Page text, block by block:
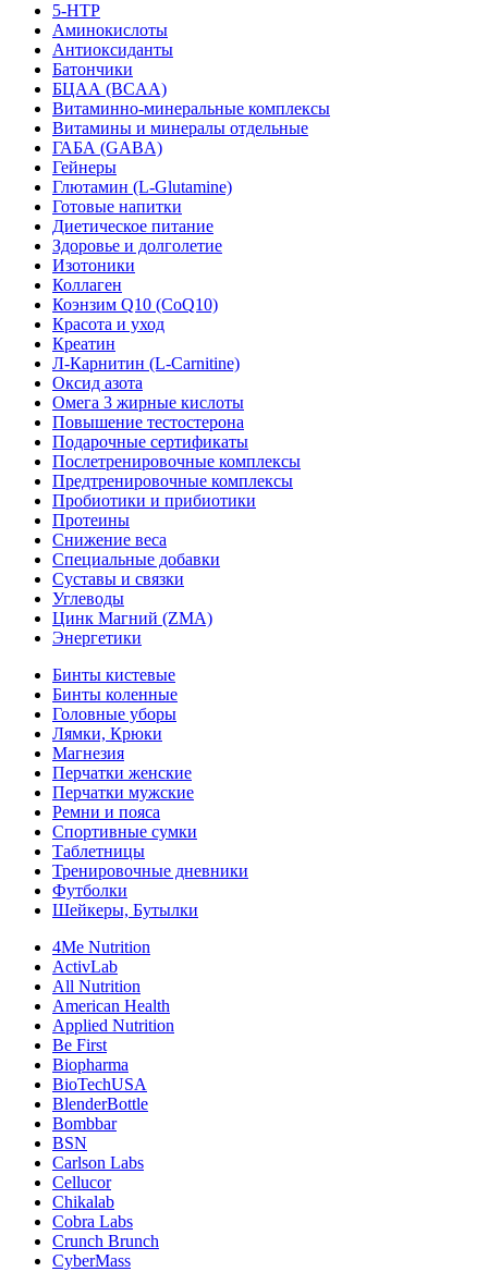
5-HTP
Аминокислоты
Антиоксиданты
Батончики
БЦАА (BCAA)
Витаминно-минеральные комплексы
Витамины и минералы отдельные
ГАБА (GABA)
Гейнеры
Глютамин (L-Glutamine)
Готовые напитки
Диетическое питание
Здоровье и долголетие
Изотоники
Коллаген
Коэнзим Q10 (CoQ10)
Красота и уход
Креатин
Л-Карнитин (L-Сarnitine)
Оксид азота
Омега 3 жирные кислоты
Повышение тестостерона
Подарочные сертификаты
Послетренировочные комплексы
Предтренировочные комплексы
Пробиотики и прибиотики
Протеины
Снижение веса
Специальные добавки
Суставы и связки
Углеводы
Цинк Магний (ZMA)
Энергетики
Бинты кистевые
Бинты коленные
Головные уборы
Лямки, Крюки
Магнезия
Перчатки женские
Перчатки мужские
Ремни и пояса
Спортивные сумки
Таблетницы
Тренировочные дневники
Футболки
Шейкеры, Бутылки
4Me Nutrition
ActivLab
All Nutrition
American Health
Applied Nutrition
Be First
Biopharma
BioTechUSA
BlenderBottle
Bombbar
BSN
Carlson Labs
Cellucor
Chikalab
Cobra Labs
Crunch Brunch
CyberMass